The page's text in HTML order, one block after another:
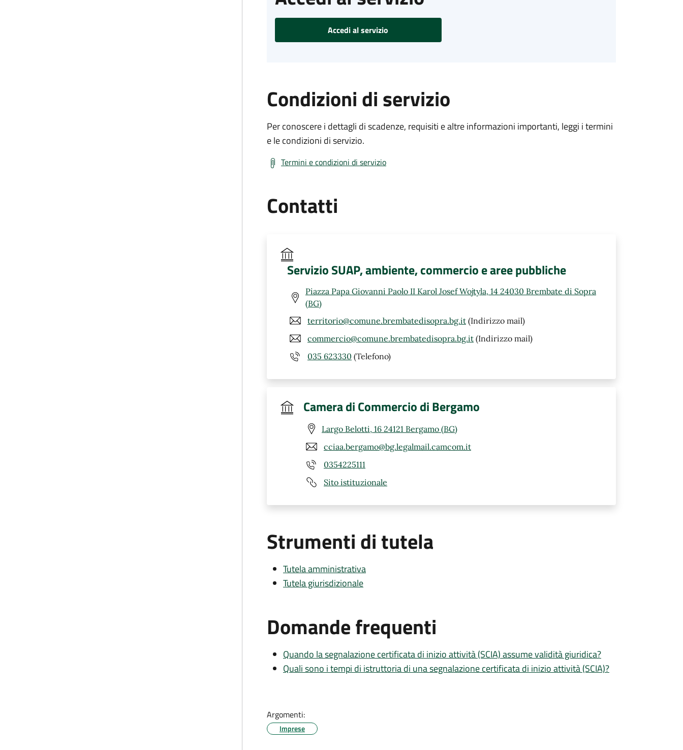
Accedi al servizio
Condizioni di servizio
Per conoscere i dettagli di scadenze, requisiti e altre informazioni importanti, leggi i termini
e le condizioni di servizio.
Termini e condizioni di servizio
Contatti
Servizio SUAP, ambiente, commercio e aree pubbliche
Piazza Papa Giovanni Paolo II Karol Josef Wojtyla, 14 24030 Brembate di Sopra
(BG)
territorio@comune.brembatedisopra.bg.it (Indirizzo mail)
commercio@comune.brembatedisopra.bg.it (Indirizzo mail)
035 623330 (Telefono)
Camera di Commercio di Bergamo
Largo Belotti, 16 24121 Bergamo (BG)
cciaa.bergamo@bg.legalmail.camcom.it
0354225111
Sito istituzionale
Strumenti di tutela
Tutela amministrativa
Tutela giurisdizionale
Domande frequenti
Quando la segnalazione certificata di inizio attività (SCIA) assume validità giuridica?
Quali sono i tempi di istruttoria di una segnalazione certificata di inizio attività (SCIA)?
Argomenti:
Imprese